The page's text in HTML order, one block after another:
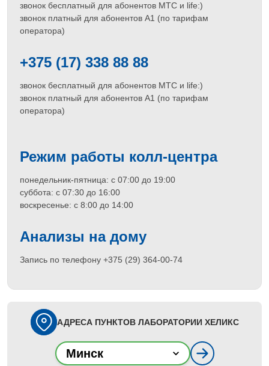
звонок бесплатный для абонентов МТС и life:)
звонок платный для абонентов A1 (по тарифам
оператора)
+375 (17) 338 88 88
звонок бесплатный для абонентов МТС и life:)
звонок платный для абонентов A1 (по тарифам
оператора)
Режим работы колл-центра
понедельник-пятница: с 07:00 до 19:00
суббота: с 07:30 до 16:00
воскресенье: с 8:00 до 14:00
Анализы на дому
Запись по телефону +375 (29) 364-00-74
АДРЕСА ПУНКТОВ ЛАБОРАТОРИИ ХЕЛИКС
Минск